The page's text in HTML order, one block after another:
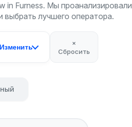
in Furness. Мы проанализировали
выбрать лучшего оператора.
Изменить
×
Сбросить